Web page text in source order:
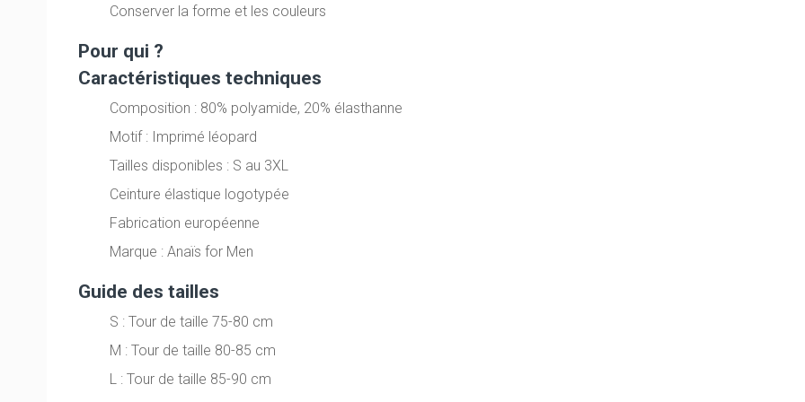
Conserver la forme et les couleurs
Pour qui ?
Caractéristiques techniques
Composition : 80% polyamide, 20% élasthanne
Motif : Imprimé léopard
Tailles disponibles : S au 3XL
Ceinture élastique logotypée
Fabrication européenne
Marque : Anaïs for Men
Guide des tailles
S : Tour de taille 75-80 cm
M : Tour de taille 80-85 cm
L : Tour de taille 85-90 cm